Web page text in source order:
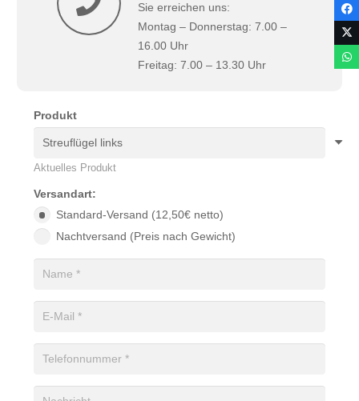
Sie erreichen uns:
Montag – Donnerstag: 7.00 –
16.00 Uhr
Freitag: 7.00 – 13.30 Uhr
Produkt
Aktuelles Produkt
Versandart:
Standard-Versand (12,50€ netto)
Nachtversand (Preis nach Gewicht)